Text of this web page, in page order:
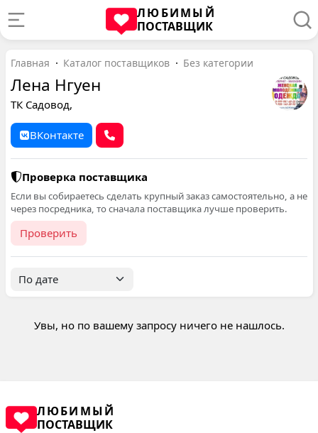
ЛЮБИМЫЙ
ПОСТАВЩИК
Главная Каталог поставщиков Без категории
Лена Нгуен
ТК Садовод,
ВКонтакте
Проверка поставщика
Если вы собираетесь сделать крупный заказ самостоятельно, а не
через посредника, то сначала поставщика лучше проверить.
Проверить
Увы, но по вашему запросу ничего не нашлось.
ЛЮБИМЫЙ
ПОСТАВЩИК